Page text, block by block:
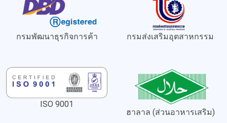
กรมพัฒนาธุรกิจการค้า กรมส่งเสริมอุตสาหกรรม
ISO 9001
ฮาลาล (ส่วนอาหารเสริม)